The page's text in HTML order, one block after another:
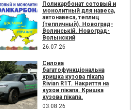
Поликарбонат сотовый и
монолитный для навеса,
автонавеса, теплиц
(тепличный). Новоград-
Волинській. Новоград-
Волынский
26.07.26
Силова
багатофункціональна
кришка кузова пікапа
Rivian R1T. Накриття на
кузов пікапа. Кришка
кузова пікапа.
03.08.26